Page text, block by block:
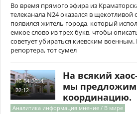
Во время прямого эфира из
телеканала N24 оказался в щекотливой
появился житель города, который
емкое слово из трех букв, чтобы
советует убираться киевским
репортера, тот сумел
16-04-2014,
22:12
На всякий
мы
координацию.
Аналитика информация мнение / В мире